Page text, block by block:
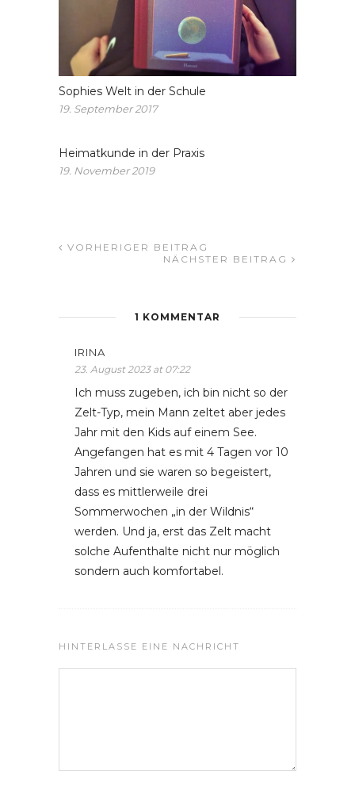
Sophies Welt in der Schule
19. September 2017
Heimatkunde in der Praxis
19. November 2019
VORHERIGER BEITRAG
NÄCHSTER BEITRAG
1 KOMMENTAR
IRINA
23. August 2023 at 07:22
Ich muss zugeben, ich bin nicht so der
Zelt-Typ, mein Mann zeltet aber jedes
Jahr mit den Kids auf einem See.
Angefangen hat es mit 4 Tagen vor 10
Jahren und sie waren so begeistert,
dass es mittlerweile drei
Sommerwochen „in der Wildnis“
werden. Und ja, erst das Zelt macht
solche Aufenthalte nicht nur möglich
sondern auch komfortabel.
HINTERLASSE EINE NACHRICHT